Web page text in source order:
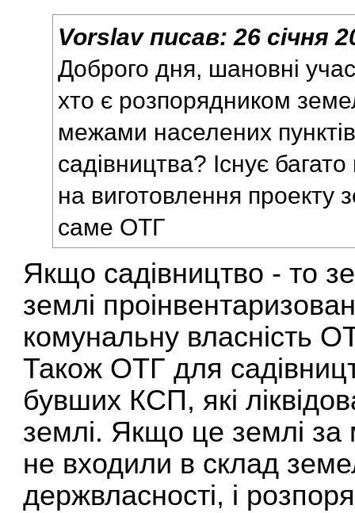
Vorslavписав:26 січня
Доброго дня, шановні
хто є розпорядником
межами населених
садівництва? Існує
на виготовлення проекту
саме ОТГ
Якщо садівництво - то
землі
комунальну власність
Також ОТГ для
бувших КСП, які
землі. Якщо це землі за
не входили в склад
держвласності, і